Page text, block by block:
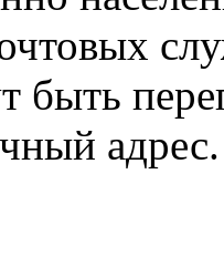
быть
адрес.